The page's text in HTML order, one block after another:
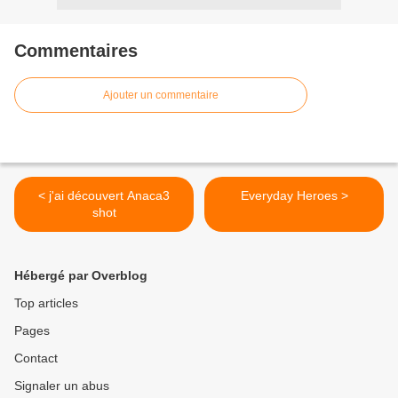
Commentaires
Ajouter un commentaire
< j'ai découvert Anaca3
shot
Everyday Heroes >
Hébergé par Overblog
Top articles
Pages
Contact
Signaler un abus